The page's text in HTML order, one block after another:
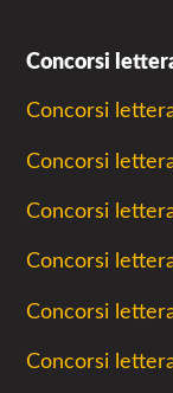
Concorsi
Concorsi
Concorsi
Concorsi
Concorsi
Concorsi
Concorsi